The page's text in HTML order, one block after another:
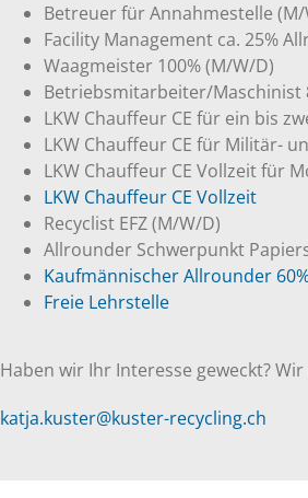
Betreuer für Annahmestelle (M/
Facility Management ca. 25%
Waagmeister 100% (M/W/D)
Betriebsmitarbeiter/Maschinist
LKW Chauffeur CE für ein bis
LKW Chauffeur CE für Militär-
LKW Chauffeur CE Vollzeit für
LKW Chauffeur CE Vollzeit
Recyclist EFZ (M/W/D)
Allrounder Schwerpunkt
Kaufmännischer Allrounder
Freie Lehrstelle
Haben wir Ihr Interesse geweckt?
katja.kuster@kuster-recycling.ch